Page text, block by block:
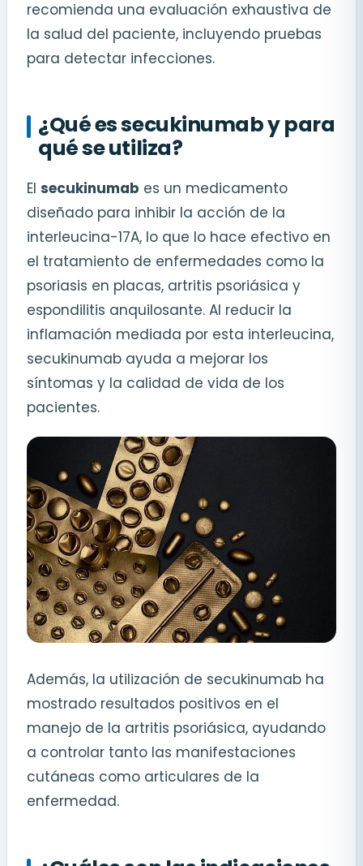
recomienda una evaluación exhaustiva de
la salud del paciente, incluyendo pruebas
para detectar infecciones.
¿Qué es secukinumab y para
qué se utiliza?
El secukinumab es un medicamento
diseñado para inhibir la acción de la
interleucina-17A, lo que lo hace efectivo en
el tratamiento de enfermedades como la
psoriasis en placas, artritis psoriásica y
espondilitis anquilosante. Al reducir la
inflamación mediada por esta interleucina,
secukinumab ayuda a mejorar los
síntomas y la calidad de vida de los
pacientes.
Además, la utilización de secukinumab ha
mostrado resultados positivos en el
manejo de la artritis psoriásica, ayudando
a controlar tanto las manifestaciones
cutáneas como articulares de la
enfermedad.